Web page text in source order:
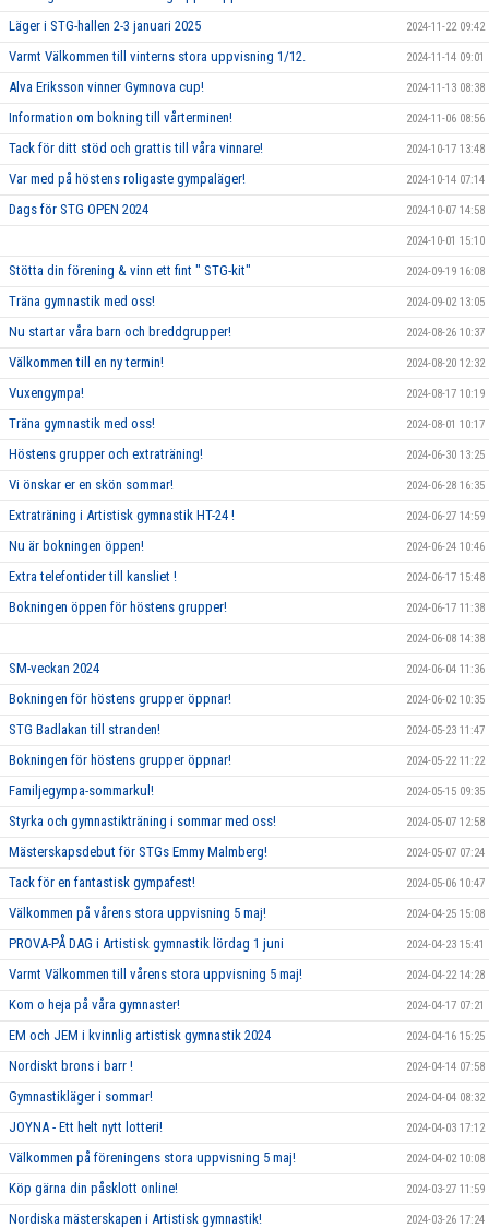
Läger i STG-hallen 2-3 januari 2025 2024-11-22 09:42
Varmt Välkommen till vinterns stora uppvisning 1/12. 2024-11-14 09:01
Alva Eriksson vinner Gymnova cup! 2024-11-13 08:38
Information om bokning till vårterminen! 2024-11-06 08:56
Tack för ditt stöd och grattis till våra vinnare! 2024-10-17 13:48
Var med på höstens roligaste gympaläger! 2024-10-14 07:14
Dags för STG OPEN 2024 2024-10-07 14:58
2024-10-01 15:10
Stötta din förening & vinn ett fint " STG-kit" 2024-09-19 16:08
Träna gymnastik med oss! 2024-09-02 13:05
Nu startar våra barn och breddgrupper! 2024-08-26 10:37
Välkommen till en ny termin! 2024-08-20 12:32
Vuxengympa! 2024-08-17 10:19
Träna gymnastik med oss! 2024-08-01 10:17
Höstens grupper och extraträning! 2024-06-30 13:25
Vi önskar er en skön sommar! 2024-06-28 16:35
Extraträning i Artistisk gymnastik HT-24 ! 2024-06-27 14:59
Nu är bokningen öppen! 2024-06-24 10:46
Extra telefontider till kansliet ! 2024-06-17 15:48
Bokningen öppen för höstens grupper! 2024-06-17 11:38
2024-06-08 14:38
SM-veckan 2024 2024-06-04 11:36
Bokningen för höstens grupper öppnar! 2024-06-02 10:35
STG Badlakan till stranden! 2024-05-23 11:47
Bokningen för höstens grupper öppnar! 2024-05-22 11:22
Familjegympa-sommarkul! 2024-05-15 09:35
Styrka och gymnastikträning i sommar med oss! 2024-05-07 12:58
Mästerskapsdebut för STGs Emmy Malmberg! 2024-05-07 07:24
Tack för en fantastisk gympafest! 2024-05-06 10:47
Välkommen på vårens stora uppvisning 5 maj! 2024-04-25 15:08
PROVA-PÅ DAG i Artistisk gymnastik lördag 1 juni 2024-04-23 15:41
Varmt Välkommen till vårens stora uppvisning 5 maj! 2024-04-22 14:28
Kom o heja på våra gymnaster! 2024-04-17 07:21
EM och JEM i kvinnlig artistisk gymnastik 2024 2024-04-16 15:25
Nordiskt brons i barr ! 2024-04-14 07:58
Gymnastikläger i sommar! 2024-04-04 08:32
JOYNA - Ett helt nytt lotteri! 2024-04-03 17:12
Välkommen på föreningens stora uppvisning 5 maj! 2024-04-02 10:08
Köp gärna din påsklott online! 2024-03-27 11:59
Nordiska mästerskapen i Artistisk gymnastik! 2024-03-26 17:24